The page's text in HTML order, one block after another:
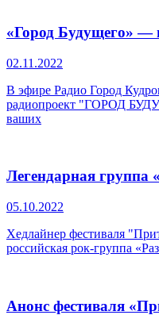
«Город Будущего» —
02.11.2022
В эфире Радио Город
радиопроект "ГОРОД
ваших
Легендарная
05.10.2022
Хедлайнер фестиваля
российская рок-группа
Анонс фестиваля